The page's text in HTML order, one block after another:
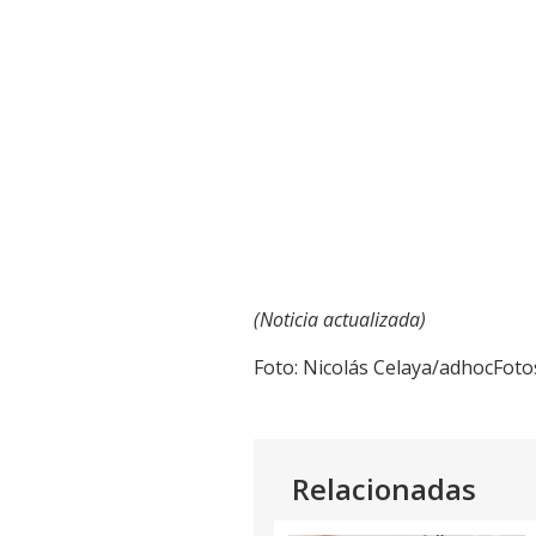
(Noticia actualizada)
Foto: Nicolás Celaya/
Relacionadas